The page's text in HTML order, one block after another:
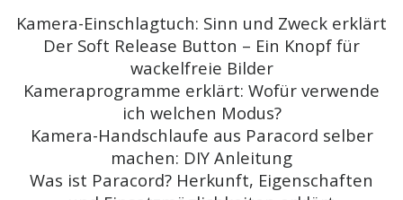
Kamera-Einschlagtuch: Sinn und Zweck erklärt
Der Soft Release Button – Ein Knopf für
wackelfreie Bilder
Kameraprogramme erklärt: Wofür verwende
ich welchen Modus?
Kamera-Handschlaufe aus Paracord selber
machen: DIY Anleitung
Was ist Paracord? Herkunft, Eigenschaften